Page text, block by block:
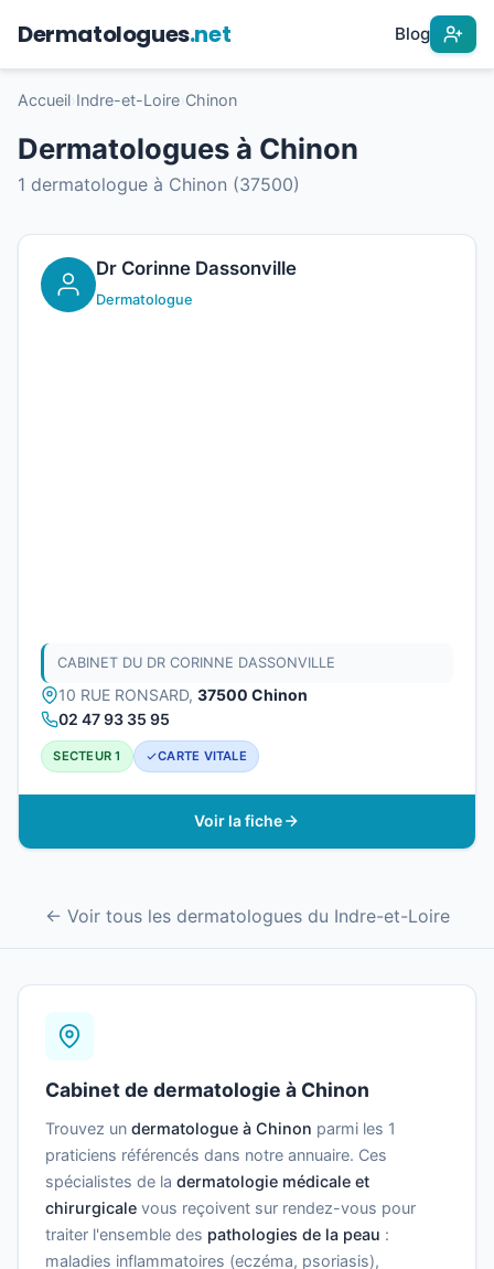
Dermatologues.net Blog
Accueil Indre-et-Loire Chinon
Dermatologues à Chinon
1 dermatologue à Chinon (37500)
Dr Corinne Dassonville
Dermatologue
CABINET DU DR CORINNE DASSONVILLE
10 RUE RONSARD, 37500 Chinon
02 47 93 35 95
SECTEUR 1 CARTE VITALE
Voir la fiche
← Voir tous les dermatologues du Indre-et-Loire
Cabinet de dermatologie à Chinon
Trouvez un dermatologue à Chinon parmi les 1
praticiens référencés dans notre annuaire. Ces
spécialistes de la dermatologie médicale et
chirurgicale vous reçoivent sur rendez-vous pour
traiter l'ensemble des pathologies de la peau :
maladies inflammatoires (eczéma, psoriasis),